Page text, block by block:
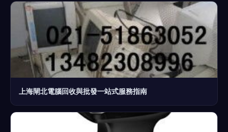
上海閘北電腦回收與批發一站式服務指南